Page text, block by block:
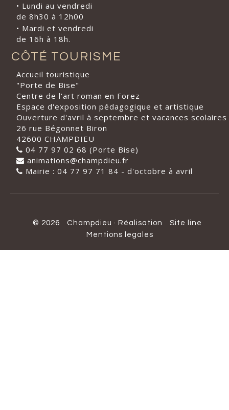
• Lundi au vendredi
de 8h30 à 12h00
• Mardi et vendredi
de 16h à 18h.
CÔTÉ TOURISME
Accueil touristique
"Porte de Bise"
Centre de l'art roman en Forez
Espace d'exposition pédagogique et artistique
Ouverture d'avril à septembre et vacances scolaires
26 rue Bégonnet Biron
42600 CHAMPDIEU
04 77 97 02 68 (Porte Bise)
animations@champdieu.fr
Mairie : 04 77 97 71 84 - d'octobre à avril
© 2026 Champdieu · Réalisation
Site line
Mentions legales